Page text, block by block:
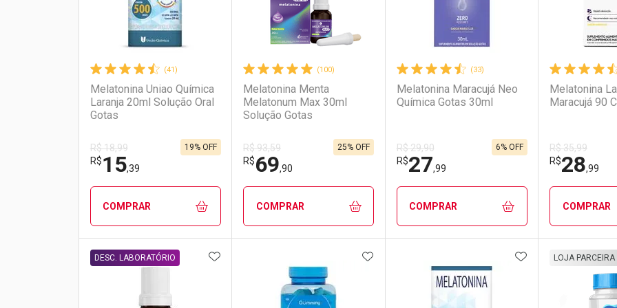
(41)
Melatonina Uniao Química
Laranja 20ml Solução Oral
Gotas
R$ 18,99
R$15,39
19% OFF
COMPRAR
Laboratório
Por Menos
(100)
Melatonina Menta
Melatonum Max 30ml
Solução Gotas
R$ 93,59
R$69,90
25% OFF
COMPRAR
Laboratório
Por Menos
(33)
Melatonina Maracujá Neo
Química Gotas 30ml
R$ 29,90
R$27,99
6% OFF
COMPRAR
FECHAR
Laboratório
FECHAR
Por Menos
Melatonina
Maracujá 90
R$ 35,99
R$28,99
COMPRAR
Por
DESC. LABORATÓRIO ADICIONAR AOS FAVORITOSADICIONAR AOS FAVORITOSADICIONAR AOS
LOJA PARCEIRA